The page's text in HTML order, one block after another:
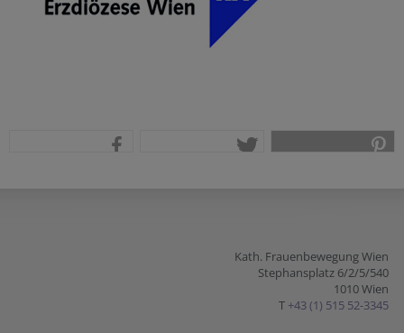
Kath. Frauenbewegung Wien
Stephansplatz 6/2/5/540
1010 Wien
T +43 (1) 515 52-3345